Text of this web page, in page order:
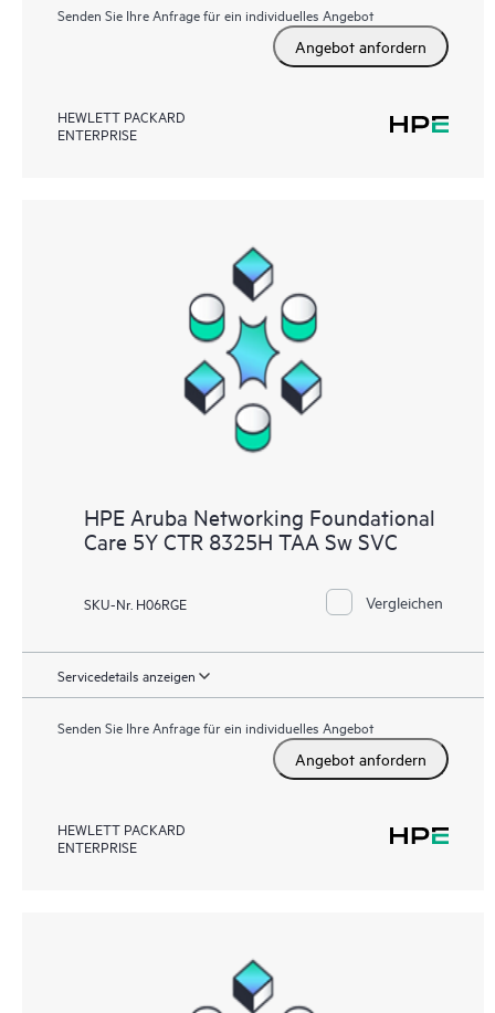
Senden Sie Ihre Anfrage für ein individuelles Angebot
Angebot anfordern
HEWLETT PACKARD
ENTERPRISE
HPE Aruba Networking Foundational
Care 5Y CTR 8325H TAA Sw SVC
SKU-Nr. H06RGE Vergleichen
Servicedetails anzeigen
Senden Sie Ihre Anfrage für ein individuelles Angebot
Angebot anfordern
HEWLETT PACKARD
ENTERPRISE